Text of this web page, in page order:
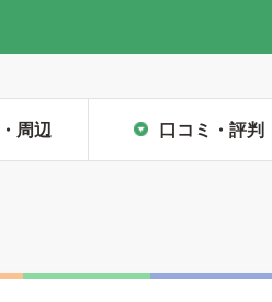
周辺 口コミ・評判